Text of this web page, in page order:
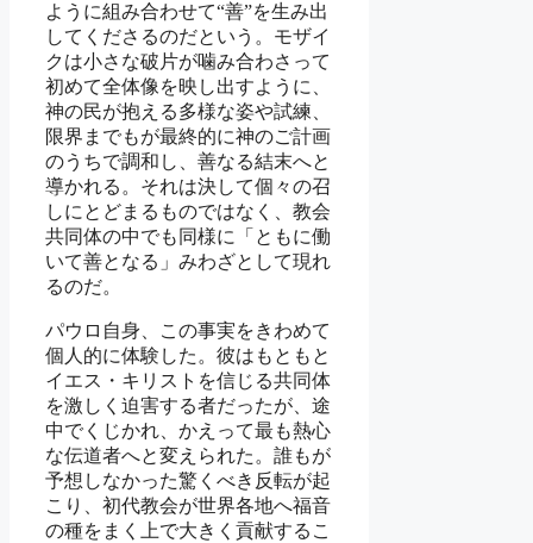
ように組み合わせて“善”を生み出
してくださるのだという。モザイ
クは小さな破片が噛み合わさって
初めて全体像を映し出すように、
神の民が抱える多様な姿や試練、
限界までもが最終的に神のご計画
のうちで調和し、善なる結末へと
導かれる。それは決して個々の召
しにとどまるものではなく、教会
共同体の中でも同様に「ともに働
いて善となる」みわざとして現れ
るのだ。
パウロ自身、この事実をきわめて
個人的に体験した。彼はもともと
イエス・キリストを信じる共同体
を激しく迫害する者だったが、途
中でくじかれ、かえって最も熱心
な伝道者へと変えられた。誰もが
予想しなかった驚くべき反転が起
こり、初代教会が世界各地へ福音
の種をまく上で大きく貢献するこ